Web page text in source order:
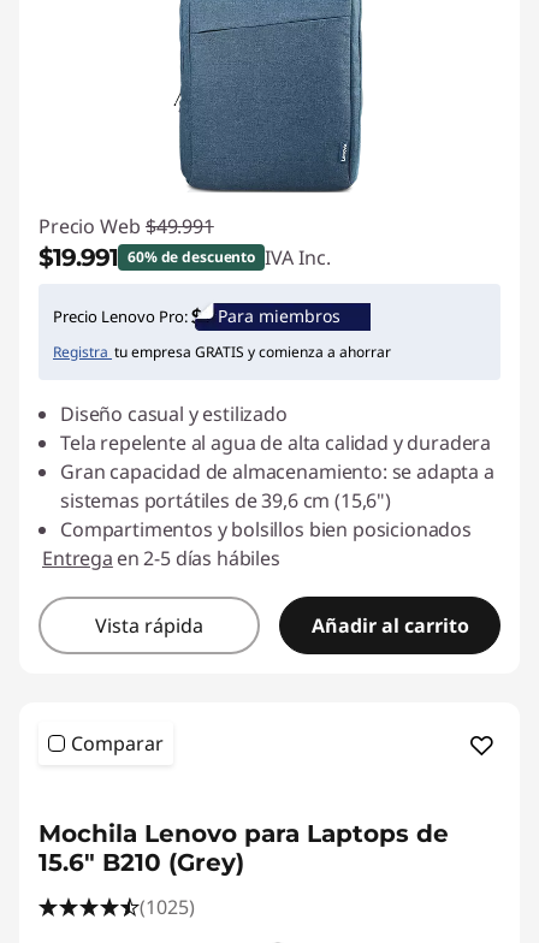
Precio Web $49.991
$19.991 60% de descuento IVA Inc.
Ahorros instantáneos :-$30.000
Precio Lenovo Pro: Para miembros
Registra tu empresa GRATIS y comienza a ahorrar
Diseño casual y estilizado
Tela repelente al agua de alta calidad y duradera
Gran capacidad de almacenamiento: se adapta a
sistemas portátiles de 39,6 cm (15,6")
Compartimentos y bolsillos bien posicionados
Entrega en 2-5 días hábiles
Vista rápida Añadir al carrito
Comparar
Mochila Lenovo para Laptops de
15.6" B210 (Grey)
(1025)